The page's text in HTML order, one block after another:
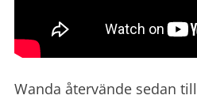
Wanda återvände sedan